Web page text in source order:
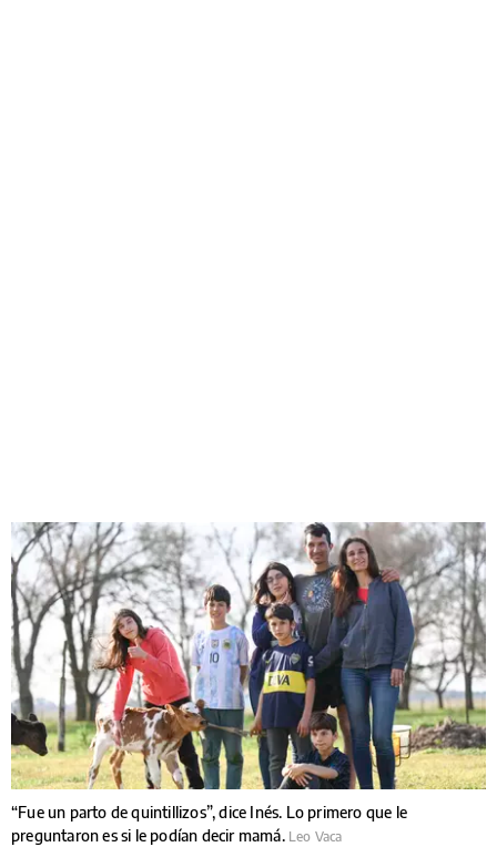
“Fue un parto de quintillizos”, dice Inés. Lo primero que le
preguntaron es si le podían decir mamá. Leo Vaca